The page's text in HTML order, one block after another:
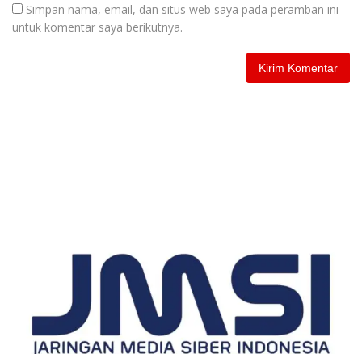
Simpan nama, email, dan situs web saya pada peramban ini
untuk komentar saya berikutnya.